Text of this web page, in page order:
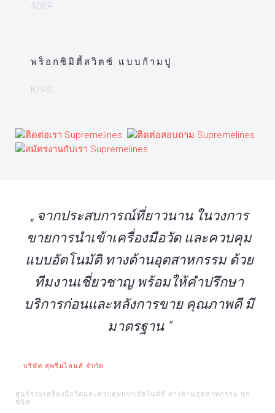
ADER
พร็อกซิมิตี้สวิตซ์ แบบก้ามปู
KFPS
„ จากประสบการณ์ที่ยาวนาน ในวงการ
ขายการนำเข้าเครื่องมือวัด และควบคุม
แบบอัตโนมัติ ทางด้านอุตสาหกรรม ด้วย
ทีมงานเชี่ยวชาญ พร้อมให้คำปรึกษา
บริการก่อนและหลังการขาย คุณภาพดี มี
มาตรฐาน “
- บริษัท สุพรีมไลนส์ จำกัด -
ศูนย์รวมเครื่องมือวัดและควบคุมแบบอัตโนมัติ ทางด้านอุตสาหกรรม ทุก
ชนิด